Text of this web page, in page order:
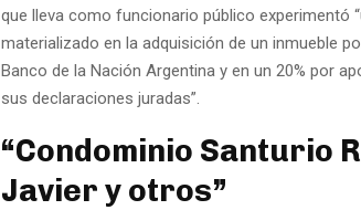
que lleva como funcionario público experimentó
materializado en la adquisición de un inmueble
Banco de la Nación Argentina y en un 20% por
sus declaraciones juradas”.
“Condominio Santurio
Javier y otros”